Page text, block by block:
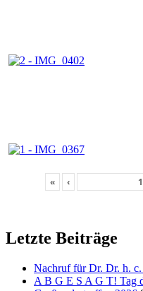
« ‹
Letzte Beiträge
Nachruf für Dr. Dr. h.
A B G E S A G T! Tag